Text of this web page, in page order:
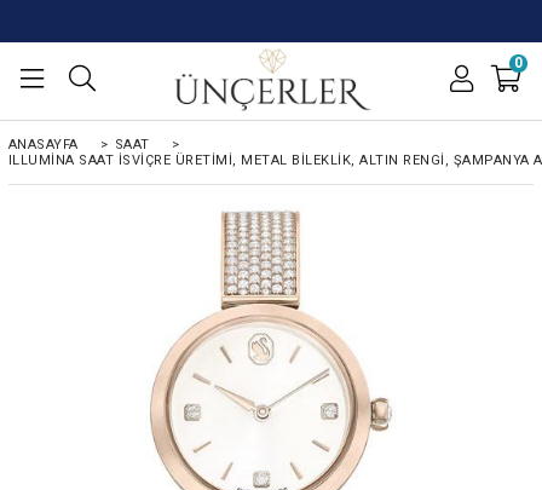
0
ANASAYFA > SAAT
>
ILLUMINA SAAT İSVIÇRE ÜRETIMI, METAL BILEKLIK, ALTIN RENGI, ŞAMPANYA